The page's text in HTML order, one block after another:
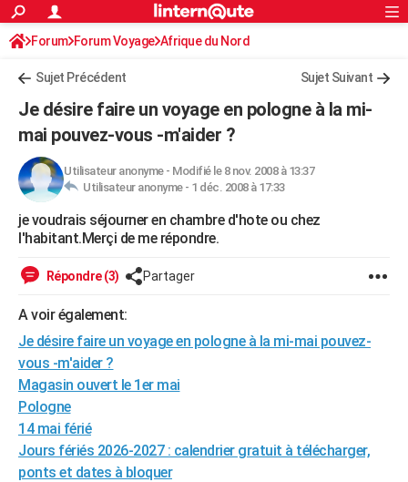
ACTUALITÉS
Politique
Société
Faits Divers
Education
Monde
Villes
+
Programme TV
Streaming
Cinéma
Sorties cinéma
Musique
FINANCE
Retraite
Impôts
Epargne
Immobilier
Risques naturels par ville
Banque
Assurance
Crédit
AUTO
Essais
Réserver un essai
Citadines
Berlines
SUV
Forum auto
HIGH-TECH
Mobiles
Meilleur smartphone
Internet
Ordinateurs
Jeux vidéo
Guide high-tech
BRICOLAGE
Forum
Aménagement intérieur
Extérieur
Cuisine
Salle de bains
Jardinage
Rangement
WEEK-END
Guides de France
Escapades
Patrimoine
Expositions
Musées
Week-end nature
+LIFESTYLE
Art de vivre
Bien-être
Loisirs
Mode
Modes de vie
Alimentation
Guide de la santé
Maladies
Médicaments
Sommeil
VOYAGE
Destinations
City break
Voyage nature
Voyage de noces
Forum
Climat
+PHOTO
GUIDES D'ACHAT
S'inscrire
Connexion
Forum Forum Voyage Afrique du Nord
Sujet Précédent Sujet Suivant
Je désire faire un voyage en pologne à la mi-
mai pouvez-vous -m'aider ?
Utilisateur anonyme- Modifié le 8 nov. 2008 à 13:37
Utilisateur anonyme - 1 déc. 2008 à 17:33
je voudrais séjourner en chambre d'hote ou chez
l'habitant.Merçi de me répondre.
Répondre (3) Partager
A voir également:
Je désire faire un voyage en pologne à la mi-mai pouvez-
vous -m'aider ?
Magasin ouvert le 1er mai
Pologne
14 mai férié
Jours fériés 2026-2027 : calendrier gratuit à télécharger,
ponts et dates à bloquer